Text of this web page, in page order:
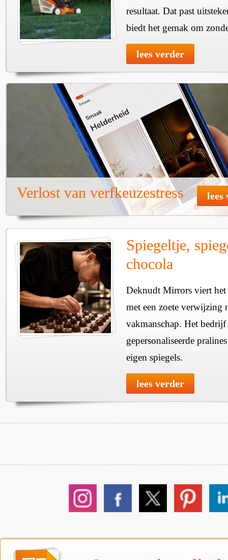
resultaat. Dat past
biedt het gemak om
lees verder
Verlost van verfkeuzestress lees
Spiegeltje,
chocola
Deknudt Mirrors viert het
met een zoete verwijzing
vakmanschap. Het
gepersonaliseerde
eigen spiegels.
lees verder